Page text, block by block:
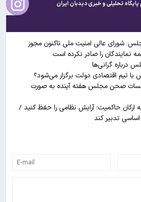
تحلیلی و خبریدیدبان ایران
شورای عالی امنیت ملی تاکنون مجوز
نمایندگان را صادر نکرده است
درباره گرانی‌ها
تیم اقتصادی دولت برگزار می‌شود؟
صحن مجلس هفته آینده به صورت
ارکان حاکمیت؛ آرایش نظامی را حفظ کنید /
تدبیر کند